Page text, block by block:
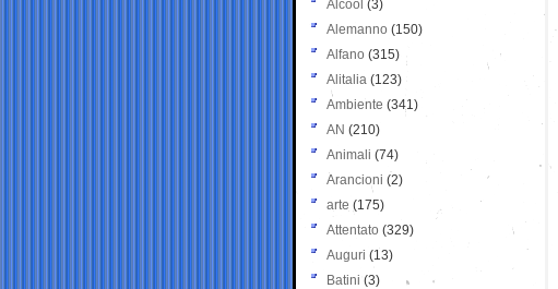
Alcool (3)
Alemanno (150)
Alfano (315)
Alitalia (123)
Ambiente (341)
AN (210)
Animali (74)
Arancioni (2)
arte (175)
Attentato (329)
Auguri (13)
Batini (3)